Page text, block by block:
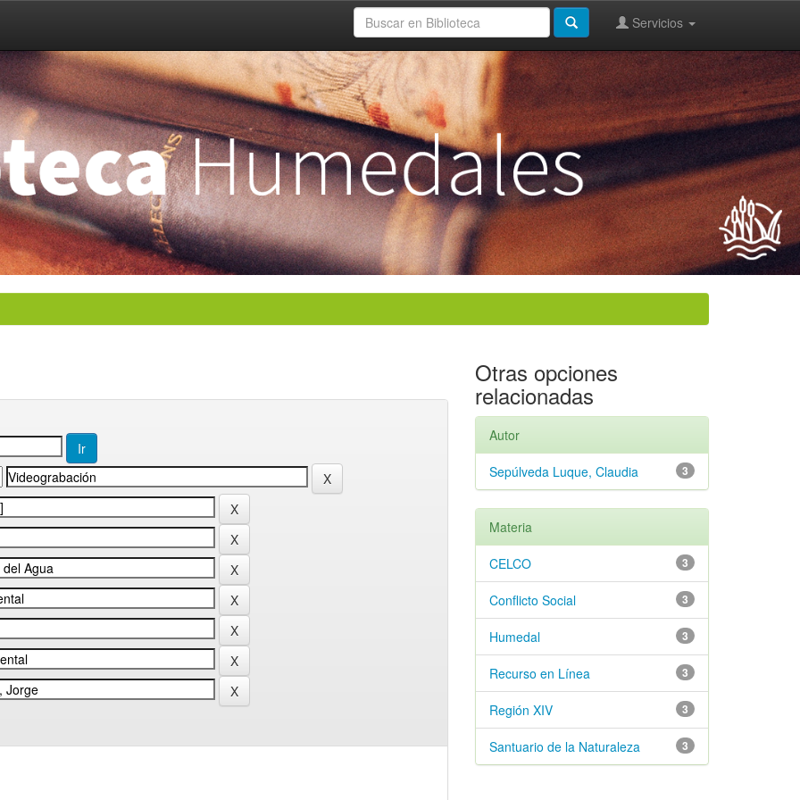
Servicios
Otras opciones
relacionadas
Autor
3
Sepúlveda Luque, Claudia
Materia
3
CELCO
3
Conflicto Social
3
Humedal
3
Recurso en Línea
3
Región XIV
3
Santuario de la Naturaleza